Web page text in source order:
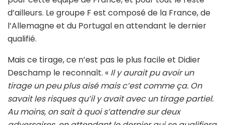
d’ailleurs. Le groupe F est composé de la France, de
l’Allemagne et du Portugal en attendant le dernier
qualifié.
Mais ce tirage, ce n’est pas le plus facile et Didier
Deschamp le reconnaît. « Il y aurait pu avoir un
tirage un peu plus aisé mais c’est comme ça. On
savait les risques qu’il y avait avec un tirage partiel.
Au moins, on sait à quoi s’attendre sur deux